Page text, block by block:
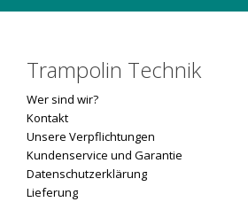
Trampolin Technik
Wer sind wir?
Kontakt
Unsere Verpflichtungen
Kundenservice und Garantie
Datenschutzerklärung
Lieferung